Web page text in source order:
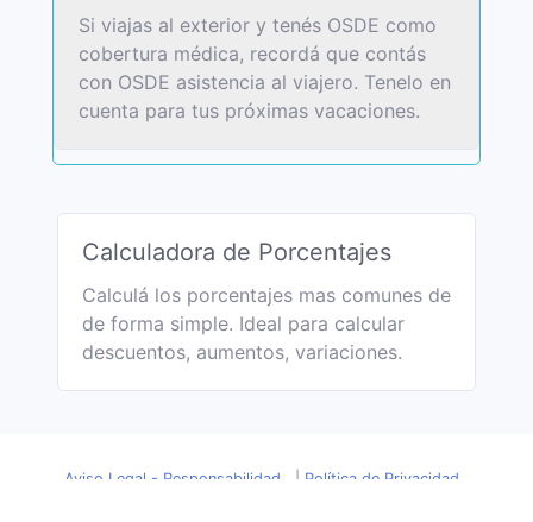
Si viajas al exterior y tenés OSDE como
cobertura médica, recordá que contás
con OSDE asistencia al viajero. Tenelo en
cuenta para tus próximas vacaciones.
Calculadora de Porcentajes
Calculá los porcentajes mas comunes de
de forma simple. Ideal para calcular
descuentos, aumentos, variaciones.
Aviso Legal - Responsabilidad | Política de Privacidad